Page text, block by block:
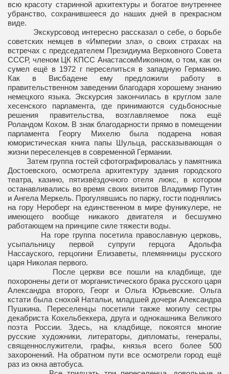
всю красоту старинной архитектуры и богатое внутреннее
убранство, сохранившееся до наших дней в прекрасном
виде.
Экскурсовод интересно рассказал о себе, о борьбе
советских немцев в «Империи зла», о своих страхах на
встречах с председателем Президиума Верховного Совета
СССР, членом ЦК КПСС АнастасомМикояном, о том, как он
сумел ещё в 1972 г переселиться в западную Германию.
Как в Висбадене ему предложили работу в
правительственном заведении благодаря хорошему знанию
немецкого языка. Экскурсия закончилась в круглом зале
хесенского парламента, где принимаются судьбоносные
решения правительства, возглавляемое пока ещё
Роландом Кохом. В знак благодарности прямо в помещении
парламента Георгу Михелю была подарена новая
юмористическая книга папы Шульца, рассказывающая о
жизни переселенцев в современной Германии.
Затем группа гостей сфотографировалась у памятника
Достоевского, осмотрела архитектуру здания городского
театра, казино, пятизвёздочного отеля люкс, в котором
останавливались во время своих визитов Владимир Путин
и Ангела Меркель. Прогулявшись по парку, гости поднялись
на гору Нероберг на единственном в мире фуникулере, не
имеющего вообще никакого двигателя и бесшумно
работающем на принципе силе тяжести воды.
На горе группа посетила православную церковь,
усыпальницу первой супруги герцога Адольфа
Нассауского, герцогини Елизаветы, племянницы русского
царя Николая первого.
После церкви все пошли на кладбище, где
похоронены дети от морганистического брака русского царя
Александра второго, Георг и Ольга Юрьевские. Ольга
кстати была снохой Натальи, младшей дочери Александра
Пушкина. Переселенцы посетили также могилу сестры
декабриста Кохельбеккера, друга и однокашника Великого
поэта России. Здесь, на кладбище, покоятся многие
русские художники, литераторы, дипломаты, генералы,
священнослужители, графы, князья всего более 500
захоронений. На обратном пути все осмотрели город ещё
раз из окна автобуса.
ШАНС!
С.С.